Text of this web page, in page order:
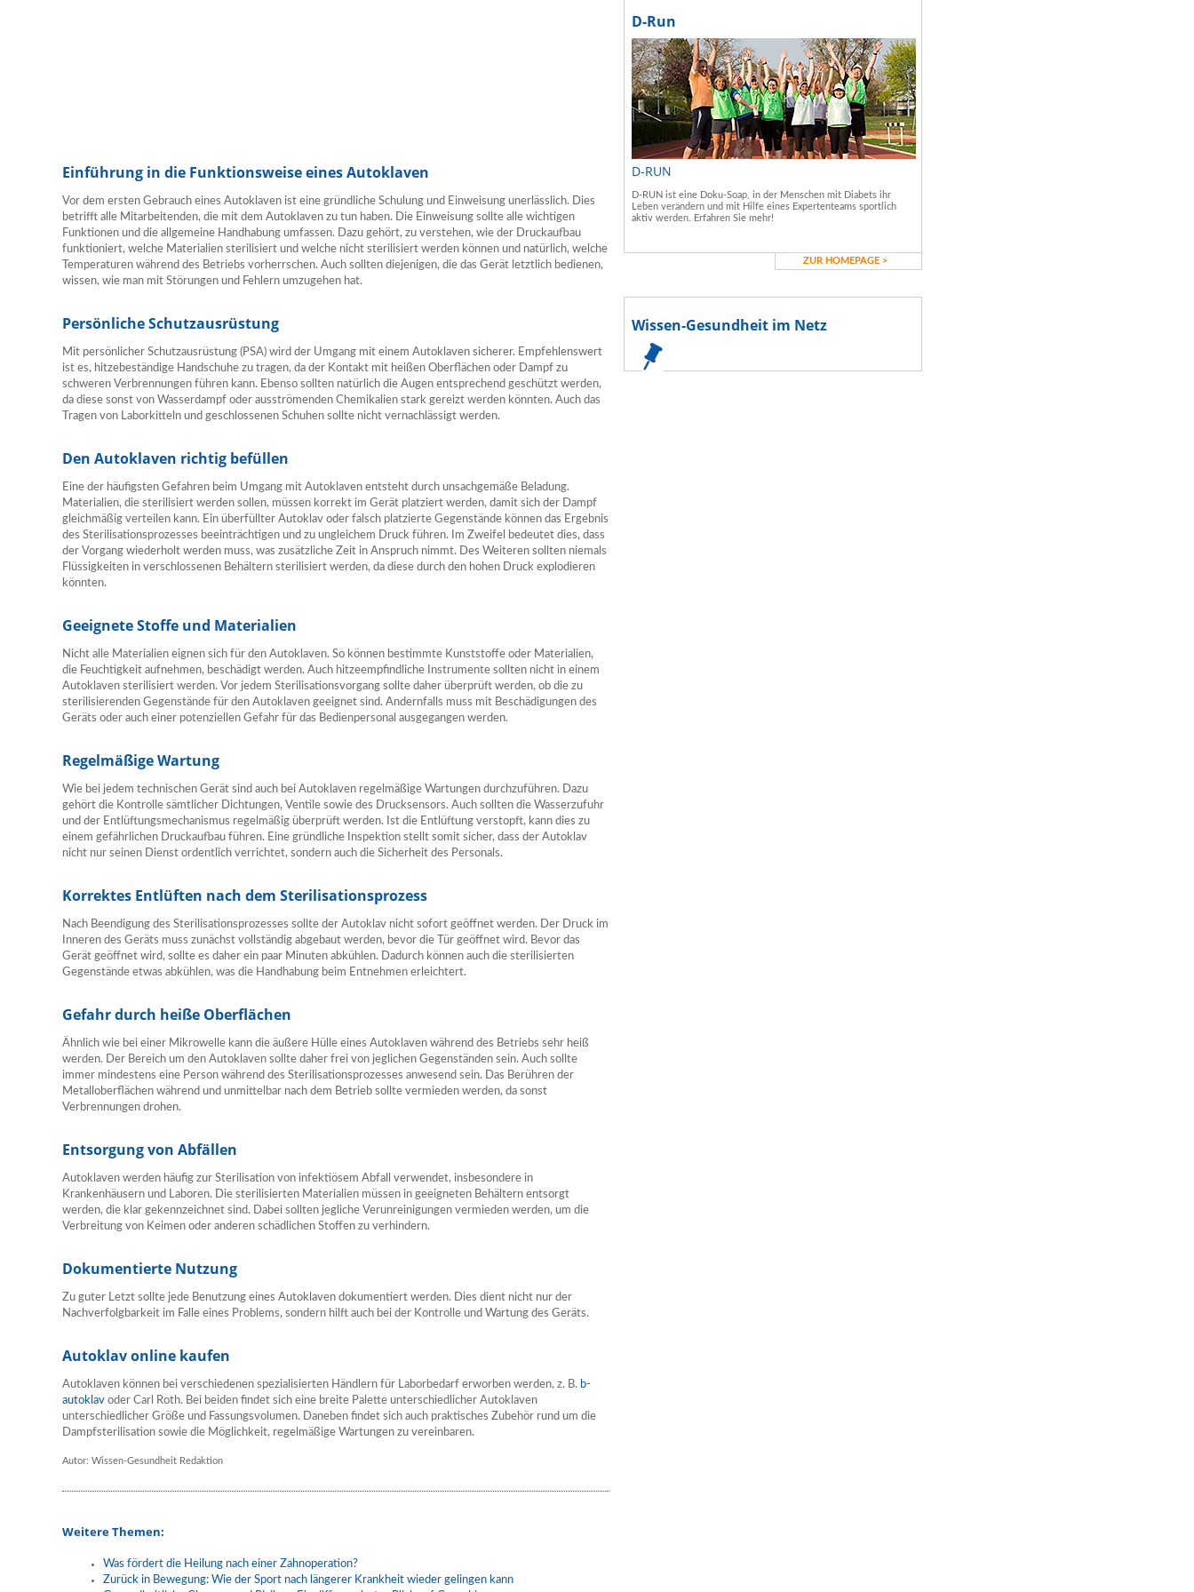
Einführung in die Funktionsweise eines Autoklaven
Vor dem ersten Gebrauch eines Autoklaven ist eine gründliche Schulung und Einweisung unerlässlich. Dies
betrifft alle Mitarbeitenden, die mit dem Autoklaven zu tun haben. Die Einweisung sollte alle wichtigen
Funktionen und die allgemeine Handhabung umfassen. Dazu gehört, zu verstehen, wie der Druckaufbau
funktioniert, welche Materialien sterilisiert und welche nicht sterilisiert werden können und natürlich, welche
Temperaturen während des Betriebs vorherrschen. Auch sollten diejenigen, die das Gerät letztlich bedienen,
wissen, wie man mit Störungen und Fehlern umzugehen hat.
Persönliche Schutzausrüstung
Mit persönlicher Schutzausrüstung (PSA) wird der Umgang mit einem Autoklaven sicherer. Empfehlenswert
ist es, hitzebeständige Handschuhe zu tragen, da der Kontakt mit heißen Oberflächen oder Dampf zu
schweren Verbrennungen führen kann. Ebenso sollten natürlich die Augen entsprechend geschützt werden,
da diese sonst von Wasserdampf oder ausströmenden Chemikalien stark gereizt werden könnten. Auch das
Tragen von Laborkitteln und geschlossenen Schuhen sollte nicht vernachlässigt werden.
Den Autoklaven richtig befüllen
Eine der häufigsten Gefahren beim Umgang mit Autoklaven entsteht durch unsachgemäße Beladung.
Materialien, die sterilisiert werden sollen, müssen korrekt im Gerät platziert werden, damit sich der Dampf
gleichmäßig verteilen kann. Ein überfüllter Autoklav oder falsch platzierte Gegenstände können das Ergebnis
des Sterilisationsprozesses beeinträchtigen und zu ungleichem Druck führen. Im Zweifel bedeutet dies, dass
der Vorgang wiederholt werden muss, was zusätzliche Zeit in Anspruch nimmt. Des Weiteren sollten niemals
Flüssigkeiten in verschlossenen Behältern sterilisiert werden, da diese durch den hohen Druck explodieren
könnten.
Geeignete Stoffe und Materialien
Nicht alle Materialien eignen sich für den Autoklaven. So können bestimmte Kunststoffe oder Materialien,
die Feuchtigkeit aufnehmen, beschädigt werden. Auch hitzeempfindliche Instrumente sollten nicht in einem
Autoklaven sterilisiert werden. Vor jedem Sterilisationsvorgang sollte daher überprüft werden, ob die zu
sterilisierenden Gegenstände für den Autoklaven geeignet sind. Andernfalls muss mit Beschädigungen des
Geräts oder auch einer potenziellen Gefahr für das Bedienpersonal ausgegangen werden.
Regelmäßige Wartung
Wie bei jedem technischen Gerät sind auch bei Autoklaven regelmäßige Wartungen durchzuführen. Dazu
gehört die Kontrolle sämtlicher Dichtungen, Ventile sowie des Drucksensors. Auch sollten die Wasserzufuhr
und der Entlüftungsmechanismus regelmäßig überprüft werden. Ist die Entlüftung verstopft, kann dies zu
einem gefährlichen Druckaufbau führen. Eine gründliche Inspektion stellt somit sicher, dass der Autoklav
nicht nur seinen Dienst ordentlich verrichtet, sondern auch die Sicherheit des Personals.
Korrektes Entlüften nach dem Sterilisationsprozess
Nach Beendigung des Sterilisationsprozesses sollte der Autoklav nicht sofort geöffnet werden. Der Druck im
Inneren des Geräts muss zunächst vollständig abgebaut werden, bevor die Tür geöffnet wird. Bevor das
Gerät geöffnet wird, sollte es daher ein paar Minuten abkühlen. Dadurch können auch die sterilisierten
Gegenstände etwas abkühlen, was die Handhabung beim Entnehmen erleichtert.
Gefahr durch heiße Oberflächen
Ähnlich wie bei einer Mikrowelle kann die äußere Hülle eines Autoklaven während des Betriebs sehr heiß
werden. Der Bereich um den Autoklaven sollte daher frei von jeglichen Gegenständen sein. Auch sollte
immer mindestens eine Person während des Sterilisationsprozesses anwesend sein. Das Berühren der
Metalloberflächen während und unmittelbar nach dem Betrieb sollte vermieden werden, da sonst
Verbrennungen drohen.
Entsorgung von Abfällen
Autoklaven werden häufig zur Sterilisation von infektiösem Abfall verwendet, insbesondere in
Krankenhäusern und Laboren. Die sterilisierten Materialien müssen in geeigneten Behältern entsorgt
werden, die klar gekennzeichnet sind. Dabei sollten jegliche Verunreinigungen vermieden werden, um die
Verbreitung von Keimen oder anderen schädlichen Stoffen zu verhindern.
Dokumentierte Nutzung
Zu guter Letzt sollte jede Benutzung eines Autoklaven dokumentiert werden. Dies dient nicht nur der
Nachverfolgbarkeit im Falle eines Problems, sondern hilft auch bei der Kontrolle und Wartung des Geräts.
Autoklav online kaufen
Autoklaven können bei verschiedenen spezialisierten Händlern für Laborbedarf erworben werden, z. B. b-
autoklav oder Carl Roth. Bei beiden findet sich eine breite Palette unterschiedlicher Autoklaven
unterschiedlicher Größe und Fassungsvolumen. Daneben findet sich auch praktisches Zubehör rund um die
Dampfsterilisation sowie die Möglichkeit, regelmäßige Wartungen zu vereinbaren.
Autor: Wissen-Gesundheit Redaktion
Weitere Themen:
Was fördert die Heilung nach einer Zahnoperation?
Zurück in Bewegung: Wie der Sport nach längerer Krankheit wieder gelingen kann
D-Run
D-RUN
D-RUN ist eine Doku-Soap, in der Menschen mit Diabets ihr
Leben verändern und mit Hilfe eines Expertenteams sportlich
aktiv werden. Erfahren Sie mehr!
ZUR HOMEPAGE >
Wissen-Gesundheit im Netz